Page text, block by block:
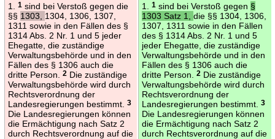
1. 1sind bei Verstoß gegen die
§§ 1303, 1304, 1306, 1307,
1311 sowie in den Fällen des §
1314 Abs. 2 Nr. 1 und 5 jeder
Ehegatte, die zuständige
Verwaltungsbehörde und in den
Fällen des § 1306 auch die
dritte Person.
2Die zuständige
Verwaltungsbehörde wird durch
Rechtsverordnung der
Landesregierungen bestimmt.
3
Die Landesregierungen können
die Ermächtigung nach Satz 2
durch Rechtsverordnung auf die
1. 1sind bei Verstoß gegen §
1303 Satz 1, die §§ 1304, 1306,
1307, 1311 sowie in den Fällen
des § 1314 Abs. 2 Nr. 1 und 5
jeder Ehegatte, die zuständige
Verwaltungsbehörde und in den
Fällen des § 1306 auch die
dritte Person.
2Die zuständige
Verwaltungsbehörde wird durch
Rechtsverordnung der
Landesregierungen bestimmt.
3
Die Landesregierungen können
die Ermächtigung nach Satz 2
durch Rechtsverordnung auf die